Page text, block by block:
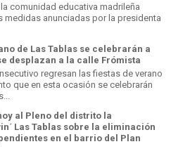
comunidad educativa madrileña
anunciadas por la presidenta
de Las Tablas se celebrarán a
desplazan a la calle Frómista
regresan las fiestas de verano
que en esta ocasión se celebrarán
al Pleno del distrito la
Las Tablas sobre la eliminación
en el barrio del Plan